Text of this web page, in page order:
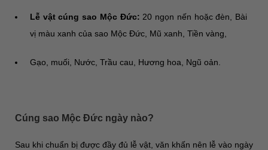
Lễ vật cúng sao Mộc Đức: 20 ngọn nến hoặc đèn, Bài
vị màu xanh của sao Mộc Đức, Mũ xanh, Tiền vàng,
Gạo, muối, Nước, Trầu cau, Hương hoa, Ngũ oản.
Cúng sao Mộc Đức ngày nào?
Sau khi chuẩn bị được đầy đủ lễ vật, văn khấn nên lễ vào ngày